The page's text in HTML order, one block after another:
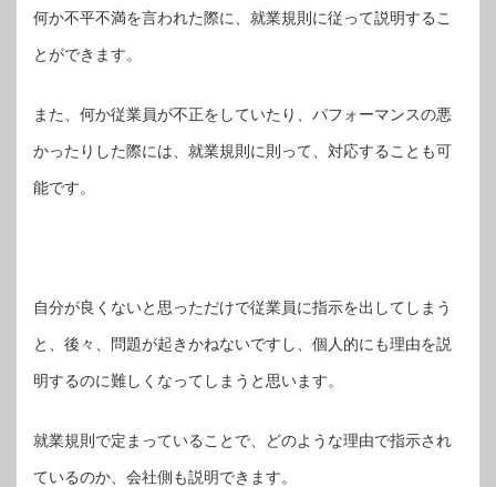
何か不平不満を言われた際に、就業規則に従って説明するこ
とができます。
また、何か従業員が不正をしていたり、パフォーマンスの悪
かったりした際には、就業規則に則って、対応することも可
能です。
自分が良くないと思っただけで従業員に指示を出してしまう
と、後々、問題が起きかねないですし、個人的にも理由を説
明するのに難しくなってしまうと思います。
就業規則で定まっていることで、どのような理由で指示され
ているのか、会社側も説明できます。